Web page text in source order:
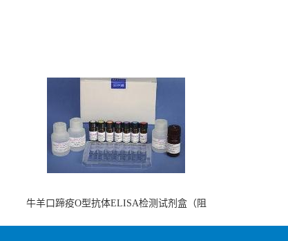
牛羊口蹄疫O型抗体ELISA检测试剂盒（阻